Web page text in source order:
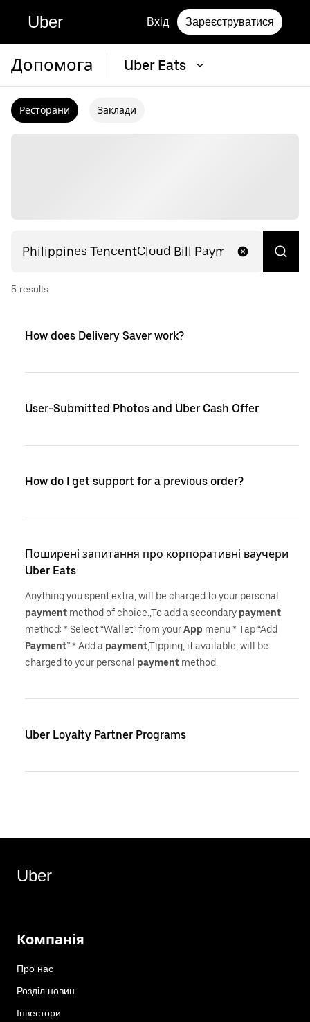
Uber Вхід Зареєструватися
Допомога Uber Eats
Ресторани Заклади
5 results
How does Delivery Saver work?
User-Submitted Photos and Uber Cash Offer
How do I get support for a previous order?
Поширені запитання про корпоративні ваучери
Uber Eats
Anything you spent extra, will be charged to your personal
payment method of choice.,To add a secondary payment
method: * Select “Wallet” from yourApp menu * Tap “Add
Payment” * Add a payment,Tipping, if available, will be
charged to your personal payment method.
Uber Loyalty Partner Programs
Uber
Компанія
Про нас
Розділ новин
Інвестори